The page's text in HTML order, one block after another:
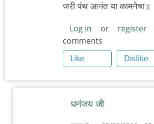
जरी पंथ आनंत या कामनेचा॥
Log in or register
comments
Like
Dislike
धनंजय जी